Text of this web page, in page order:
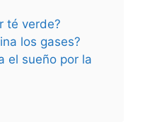
té verde?
los gases?
el sueño por la